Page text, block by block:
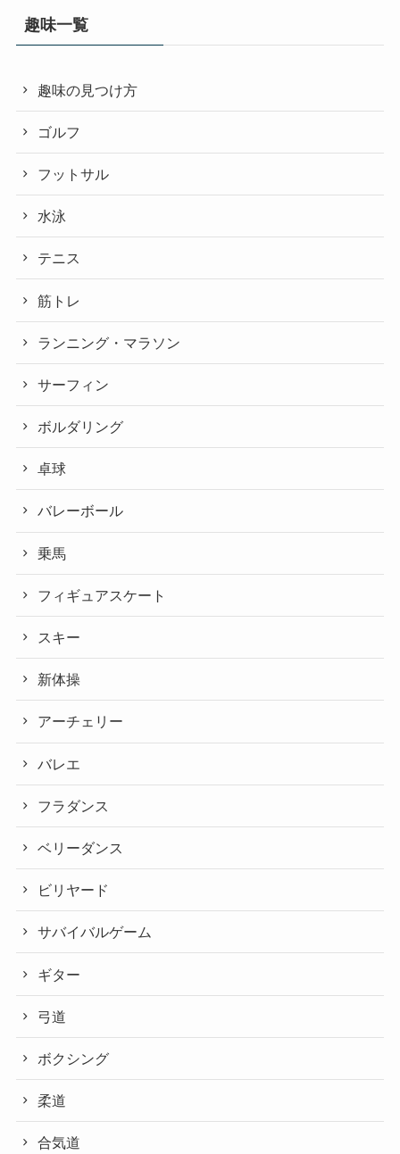
趣味一覧
趣味の見つけ方
ゴルフ
フットサル
水泳
テニス
筋トレ
ランニング・マラソン
サーフィン
ボルダリング
卓球
バレーボール
乗馬
フィギュアスケート
スキー
新体操
アーチェリー
バレエ
フラダンス
ベリーダンス
ビリヤード
サバイバルゲーム
ギター
弓道
ボクシング
柔道
合気道